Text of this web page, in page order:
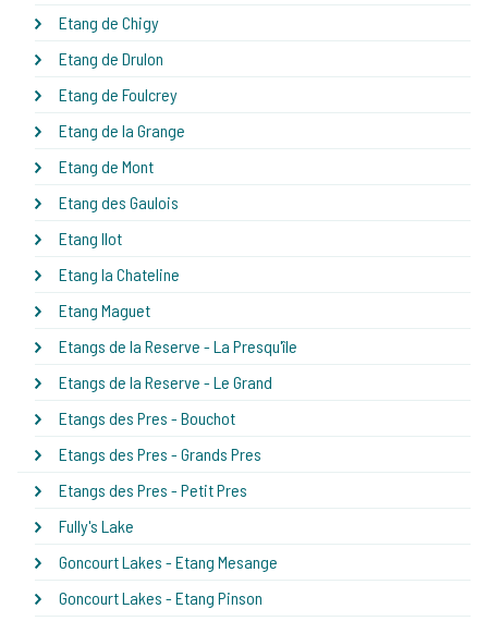
Etang de Chigy
Etang de Drulon
Etang de Foulcrey
Etang de la Grange
Etang de Mont
Etang des Gaulois
Etang Ilot
Etang la Chateline
Etang Maguet
Etangs de la Reserve - La Presqu'île
Etangs de la Reserve - Le Grand
Etangs des Pres - Bouchot
Etangs des Pres - Grands Pres
Etangs des Pres - Petit Pres
Fully's Lake
Goncourt Lakes - Etang Mesange
Goncourt Lakes - Etang Pinson